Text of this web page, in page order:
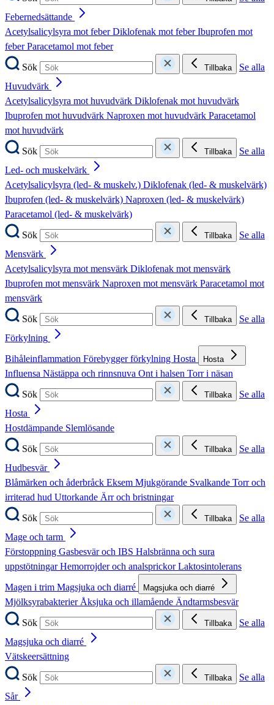
Febernedsättande
Acetylsalicylsyra mot feberDiklofenak mot feberIbuprofen mot
feberParacetamol mot feber
Sök
Tillbaka
Se alla
Huvudvärk
Acetylsalicylsyra mot huvudvärk Diklofenak mot huvudvärk
Ibuprofen mot huvudvärk Naproxen mot huvudvärk Paracetamol
mot huvudvärk
Sök
Tillbaka
Se alla
Led- och muskelvärk
Acetylsalicylsyra (led- & muskelv.) Diklofenak (led- & muskelvärk)
Ibuprofen (led- & muskelvärk) Naproxen (led- & muskelvärk)
Paracetamol (led- & muskelvärk)
Sök
Tillbaka
Se alla
Mensvärk
Acetylsalicylsyra mot mensvärk Diklofenak mot mensvärk
Ibuprofen mot mensvärk Naproxen mot mensvärk Paracetamol mot
mensvärk
Sök
Tillbaka
Se alla
Förkylning
Bihåleinflammation Förebygger förkylning Hosta Hosta
Influensa Nästäppa och rinnsnuva Ont i halsen Torr i näsan
Sök
Tillbaka
Se alla
Hosta
Hostdämpande Slemlösande
Sök
Tillbaka
Se alla
Hudbesvär
Blåmärken och åderbråck Eksem Mjukgörande Svalkande Torr och
irriterad hud Uttorkande Ärr och bristningar
Sök
Tillbaka
Se alla
Mage och tarm
Förstoppning Gasbesvär och IBS Halsbränna och sura
uppstötningarHemorrojder och analsprickorLaktosintolerans
Magen i trim Magsjuka och diarré Magsjuka och diarré
MjölksyrabakterierÅksjuka och illamående Ändtarmsbesvär
Sök
Tillbaka
Se alla
Magsjuka och diarré
Vätskeersättning
Sök
Tillbaka
Se alla
Sår